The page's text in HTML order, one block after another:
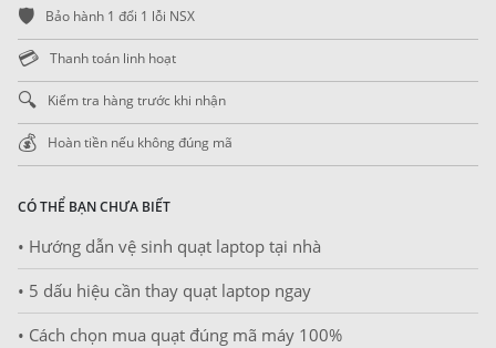
🛡️ Bảo hành 1 đổi 1 lỗi NSX
💳 Thanh toán linh hoạt
🔍 Kiểm tra hàng trước khi nhận
💰 Hoàn tiền nếu không đúng mã
CÓ THỂ BẠN CHƯA BIẾT
• Hướng dẫn vệ sinh quạt laptop tại nhà
• 5 dấu hiệu cần thay quạt laptop ngay
• Cách chọn mua quạt đúng mã máy 100%